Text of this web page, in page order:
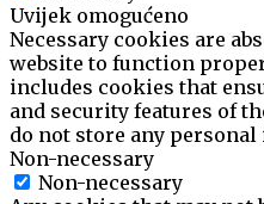
Uvijek omogućeno
Necessary cookies are
website to function
includes cookies that
and security features of
do not store any
Non-necessary
Non-necessary